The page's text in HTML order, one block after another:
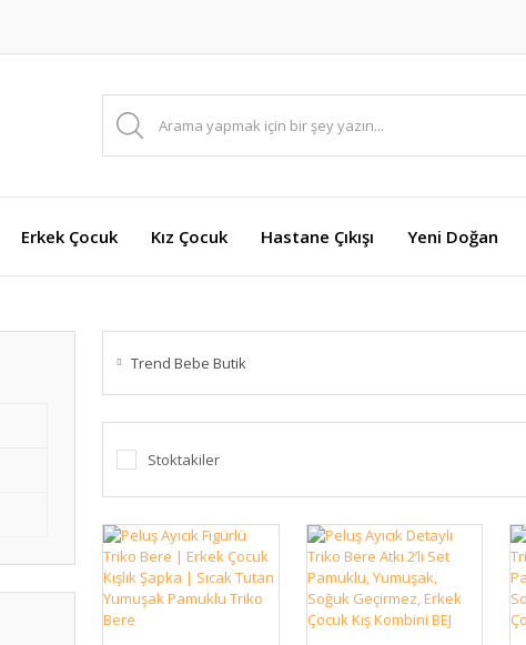
Erkek Çocuk Kız Çocuk Hastane Çıkışı Yeni Doğan
Trend Bebe Butik
Stoktakiler